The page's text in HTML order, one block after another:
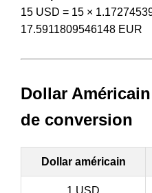
15 USD = 15 ×
17.5911809546148 EUR
Dollar
de conversion
Dollar américain
1 USD